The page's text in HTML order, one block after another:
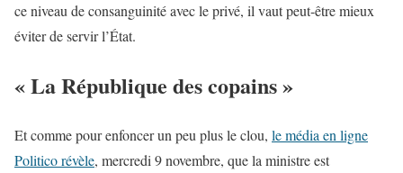
ce niveau de consanguinité avec le privé, il vaut peut-être mieux
éviter de servir l’État.
« La République des copains »
Et comme pour enfoncer un peu plus le clou, le média en ligne
Politico révèle, mercredi 9 novembre, que la ministre est